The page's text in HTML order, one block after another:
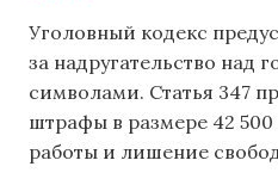
Уголовный кодекс
за надругательство над
символами. Статья 347
штрафы в размере 42
работы и лишение